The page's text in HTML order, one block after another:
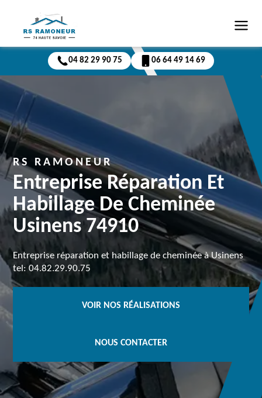
04 82 29 90 75 06 64 49 14 69
RS RAMONEUR
Entreprise Réparation Et
Habillage De Cheminée
Usinens 74910
Entreprise réparation et habillage de cheminée à Usinens
tel: 04.82.29.90.75
VOIR NOS RÉALISATIONS
NOUS CONTACTER